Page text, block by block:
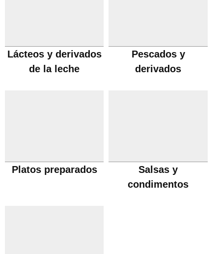
Lácteos y derivados
de la leche
Pescados y
derivados
Platos preparados
Salsas y
condimentos